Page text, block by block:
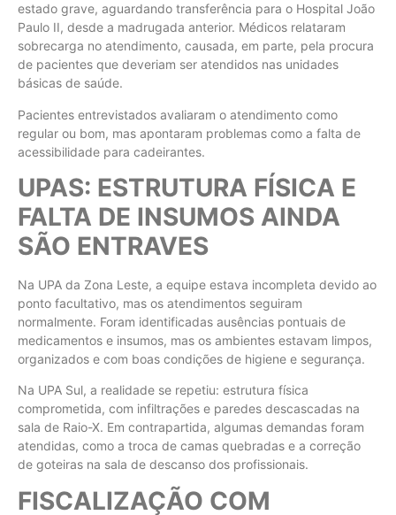
estado grave, aguardando transferência para o Hospital João
Paulo II, desde a madrugada anterior. Médicos relataram
sobrecarga no atendimento, causada, em parte, pela procura
de pacientes que deveriam ser atendidos nas unidades
básicas de saúde.
Pacientes entrevistados avaliaram o atendimento como
regular ou bom, mas apontaram problemas como a falta de
acessibilidade para cadeirantes.
UPAS: ESTRUTURA FÍSICA E
FALTA DE INSUMOS AINDA
SÃO ENTRAVES
Na UPA da Zona Leste, a equipe estava incompleta devido ao
ponto facultativo, mas os atendimentos seguiram
normalmente. Foram identificadas ausências pontuais de
medicamentos e insumos, mas os ambientes estavam limpos,
organizados e com boas condições de higiene e segurança.
Na UPA Sul, a realidade se repetiu: estrutura física
comprometida, com infiltrações e paredes descascadas na
sala de Raio-X. Em contrapartida, algumas demandas foram
atendidas, como a troca de camas quebradas e a correção
de goteiras na sala de descanso dos profissionais.
FISCALIZAÇÃO COM